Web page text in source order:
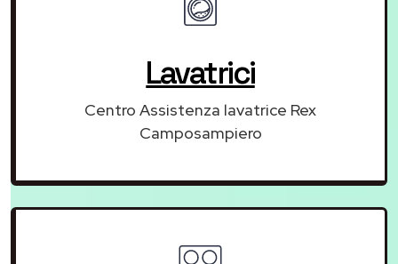
Lavatrici
Centro Assistenza lavatrice Rex
Camposampiero